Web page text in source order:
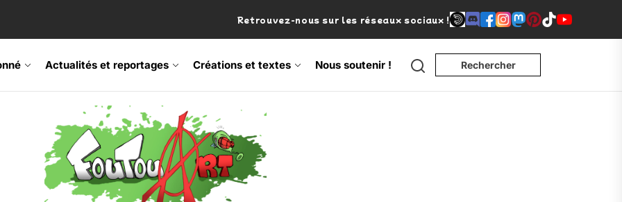
Retrouvez-nous sur les réseaux sociaux !
Actualités et reportages Créations et textes Nous soutenir ! Search Rechercher
Frisson Fripon – vernissage 21 mai (Lyon)
Festival – Samedi 18 juillet (Vaulx-en-Velin)